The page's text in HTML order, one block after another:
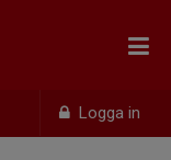
Logga in